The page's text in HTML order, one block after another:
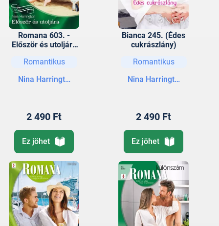
Romana 603. -
Először és utoljára
1.)
Romantikus
Nina Harrington
2 490 Ft
Ez jöhet
Bianca 245. (Édes
cukrászlány)
Romantikus
Nina Harrington
2 490 Ft
Ez jöhet